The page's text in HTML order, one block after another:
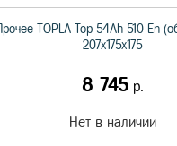
Прочее TOPLA Top 54Ah 510 En
207х175х175
8 745р.
Нет в наличии